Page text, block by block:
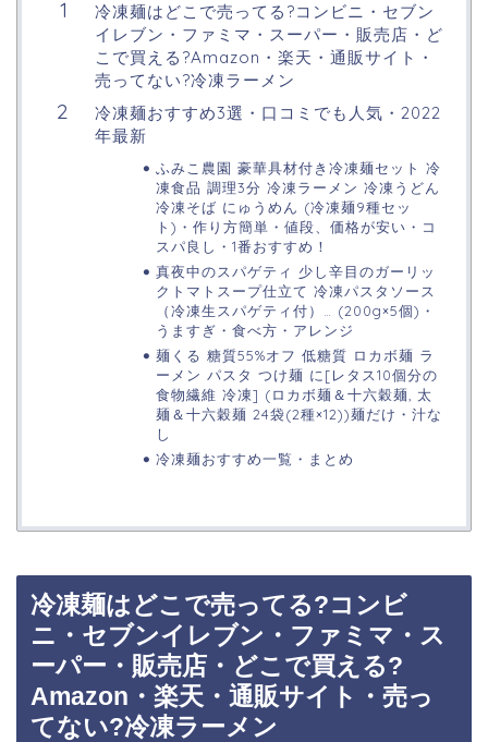
冷凍麺はどこで売ってる?コンビニ・セブン
イレブン・ファミマ・スーパー・販売店・ど
こで買える?Amazon・楽天・通販サイト・
売ってない?冷凍ラーメン
冷凍麺おすすめ3選・口コミでも人気・2022
年最新
ふみこ農園 豪華具材付き冷凍麺セット 冷
凍食品 調理3分 冷凍ラーメン 冷凍うどん
冷凍そば にゅうめん (冷凍麺9種セッ
ト)・作り方簡単・値段、価格が安い・コ
スパ良し・1番おすすめ！
真夜中のスパゲティ 少し辛目のガーリッ
クトマトスープ仕立て 冷凍パスタソース
（冷凍生スパゲティ付）… (200g×5個)・
うますぎ・食べ方・アレンジ
麺くる 糖質55%オフ 低糖質 ロカボ麺 ラ
ーメン パスタ つけ麺 に[レタス10個分の
食物繊維 冷凍] (ロカボ麺＆十六穀麺, 太
麺＆十六穀麺 24袋(2種×12))麺だけ・汁な
し
冷凍麺おすすめ一覧・まとめ
冷凍麺はどこで売ってる?コンビ
ニ・セブンイレブン・ファミマ・ス
ーパー・販売店・どこで買える?
Amazon・楽天・通販サイト・売っ
てない?冷凍ラーメン